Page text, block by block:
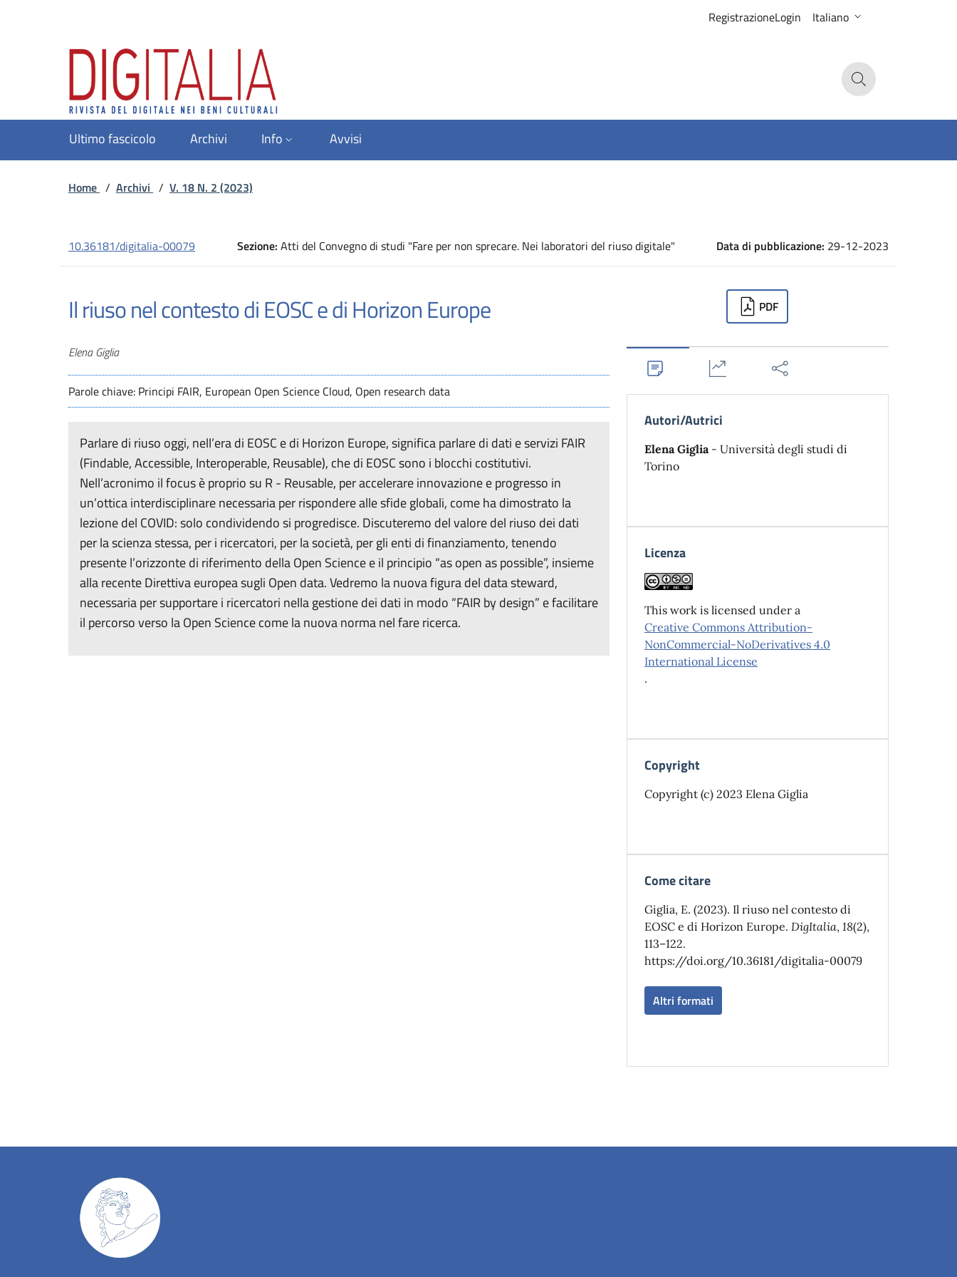
RegistrazioneLogin Italiano
Ultimo fascicolo Archivi Info Avvisi
Home / Archivi / V. 18 N. 2 (2023)
10.36181/digitalia-00079 Sezione: Atti del Convegno di studi "Fare per non sprecare. Nei laboratori del riuso digitale" Data di pubblicazione: 29-12-2023
Il riuso nel contesto di EOSC e di Horizon Europe
Autori
Elena Giglia
Parole chiave: Principi FAIR, European Open Science Cloud, Open research data
Parlare di riuso oggi, nell’era di EOSC e di Horizon Europe, significa parlare di dati e servizi FAIR
(Findable, Accessible, Interoperable, Reusable), che di EOSC sono i blocchi costitutivi.
Nell’acronimo il focus è proprio su R - Reusable, per accelerare innovazione e progresso in
un’ottica interdisciplinare necessaria per rispondere alle sfide globali, come ha dimostrato la
lezione del COVID: solo condividendo si progredisce. Discuteremo del valore del riuso dei dati
per la scienza stessa, per i ricercatori, per la società, per gli enti di finanziamento, tenendo
presente l’orizzonte di riferimento della Open Science e il principio “as open as possible”, insieme
alla recente Direttiva europea sugli Open data. Vedremo la nuova figura del data steward,
necessaria per supportare i ricercatori nella gestione dei dati in modo “FAIR by design” e facilitare
il percorso verso la Open Science come la nuova norma nel fare ricerca.
PDF
Autori/Autrici
Elena Giglia - Università degli studi di
Torino
Licenza
This work is licensed under a
Creative Commons Attribution-
NonCommercial-NoDerivatives 4.0
International License
.
Copyright
Copyright (c) 2023 Elena Giglia
Come citare
Giglia, E. (2023). Il riuso nel contesto di
EOSC e di Horizon Europe. DigItalia, 18(2),
113–122.
https://doi.org/10.36181/digitalia-00079
Altri formati